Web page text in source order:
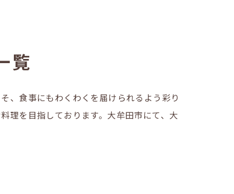
覧
、食事にもわくわくを届けられるよう彩り
理を目指しております。大牟田市にて、大